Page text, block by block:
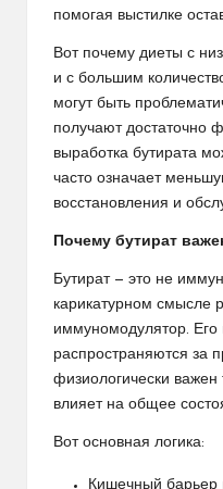
помогая выстилке
Вот почему диеты с
и с большим
могут быть
получают достаточно
выработка бутирата
часто означает
восстановления и
Почему бутират
Бутират — это не
карикатурном смысле
иммуномодулятор.
распространяются за
физиологически
влияет на общее
Вот основная логика:
Кишечный барьер